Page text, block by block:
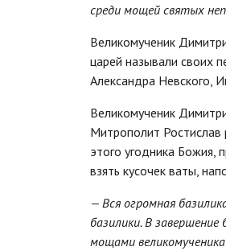
среди мощей святых
Великомученик
царей называли своих
Александра Невского,
Великомученик
Митрополит Ростислав
этого угодника Божия,
взять кусочек ваты,
— Вся огромная
базилики. В завершение
мощами